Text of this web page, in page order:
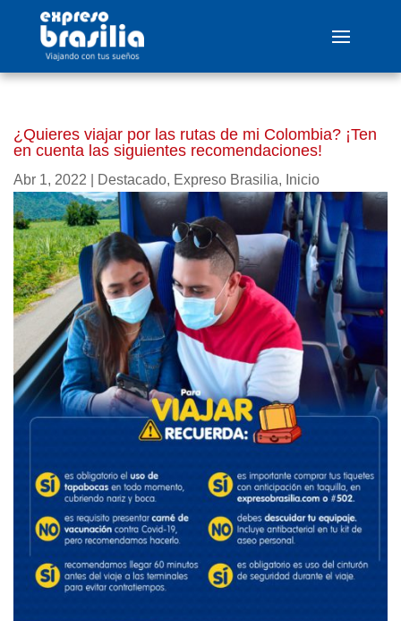
¿Quieres viajar por las rutas de mi Colombia? ¡Ten
en cuenta las siguientes recomendaciones!
Abr 1, 2022 Destacado, Expreso Brasilia, Inicio